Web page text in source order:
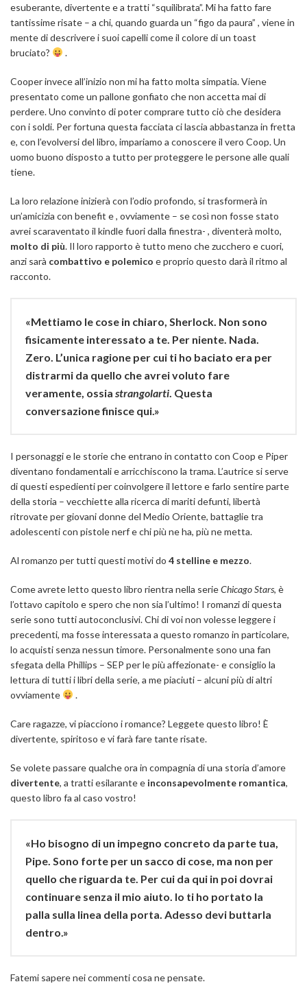
esuberante, divertente e a tratti “squilibrata”. Mi ha fatto fare
tantissime risate – a chi, quando guarda un “figo da paura” , viene in
mente di descrivere i suoi capelli come il colore di un toast
bruciato?
.
Cooper invece all’inizio non mi ha fatto molta simpatia. Viene
presentato come un pallone gonfiato che non accetta mai di
perdere. Uno convinto di poter comprare tutto ciò che desidera
con i soldi. Per fortuna questa facciata ci lascia abbastanza in fretta
e, con l’evolversi del libro, impariamo a conoscere il vero Coop. Un
uomo buono disposto a tutto per proteggere le persone alle quali
tiene.
La loro relazione inizierà con l’odio profondo, si trasformerà in
un’amicizia con benefit e , ovviamente – se così non fosse stato
avrei scaraventato il kindle fuori dalla finestra- , diventerà molto,
molto di più. Il loro rapporto è tutto meno che zucchero e cuori,
anzi sarà combattivo e polemico e proprio questo darà il ritmo al
racconto.
«Mettiamo le cose in chiaro, Sherlock. Non sono
fisicamente interessato a te. Per niente. Nada.
Zero. L’unica ragione per cui ti ho baciato era per
distrarmi da quello che avrei voluto fare
veramente, ossia strangolarti . Questa
conversazione finisce qui.»
I personaggi e le storie che entrano in contatto con Coop e Piper
diventano fondamentali e arricchiscono la trama. L’autrice si serve
di questi espedienti per coinvolgere il lettore e farlo sentire parte
della storia – vecchiette alla ricerca di mariti defunti, libertà
ritrovate per giovani donne del Medio Oriente, battaglie tra
adolescenti con pistole nerf e chi più ne ha, più ne metta.
Al romanzo per tutti questi motivi do 4 stelline e mezzo.
Come avrete letto questo libro rientra nella serieChicago Stars, è
l’ottavo capitolo e spero che non sia l’ultimo! I romanzi di questa
serie sono tutti autoconclusivi. Chi di voi non volesse leggere i
precedenti, ma fosse interessata a questo romanzo in particolare,
lo acquisti senza nessun timore. Personalmente sono una fan
sfegata della Phillips – SEP per le più affezionate- e consiglio la
lettura di tutti i libri della serie, a me piaciuti – alcuni più di altri
ovviamente
.
Care ragazze, vi piacciono i romance? Leggete questo libro! È
divertente, spiritoso e vi farà fare tante risate.
Se volete passare qualche ora in compagnia di una storia d’amore
divertente, a tratti esilarante e inconsapevolmente romantica,
questo libro fa al caso vostro!
«Ho bisogno di un impegno concreto da parte tua,
Pipe. Sono forte per un sacco di cose, ma non per
quello che riguarda te. Per cui da qui in poi dovrai
continuare senza il mio aiuto. Io ti ho portato la
palla sulla linea della porta. Adesso devi buttarla
dentro.»
Fatemi sapere nei commenti cosa ne pensate.